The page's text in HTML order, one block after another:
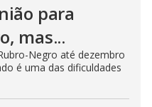
para
mas...
Negro até dezembro
é uma das dificuldades